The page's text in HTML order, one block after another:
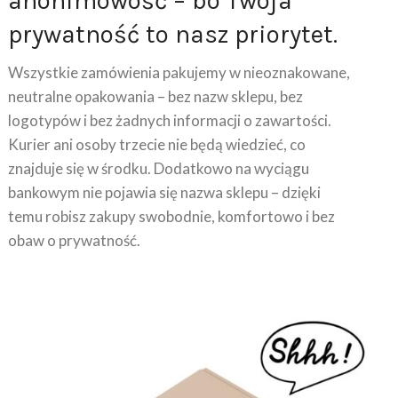
prywatność to nasz priorytet.
Wszystkie zamówienia pakujemy w nieoznakowane,
neutralne opakowania – bez nazw sklepu, bez
logotypów i bez żadnych informacji o zawartości.
Kurier ani osoby trzecie nie będą wiedzieć, co
znajduje się w środku. Dodatkowo na wyciągu
bankowym nie pojawia się nazwa sklepu – dzięki
temu robisz zakupy swobodnie, komfortowo i bez
obaw o prywatność.